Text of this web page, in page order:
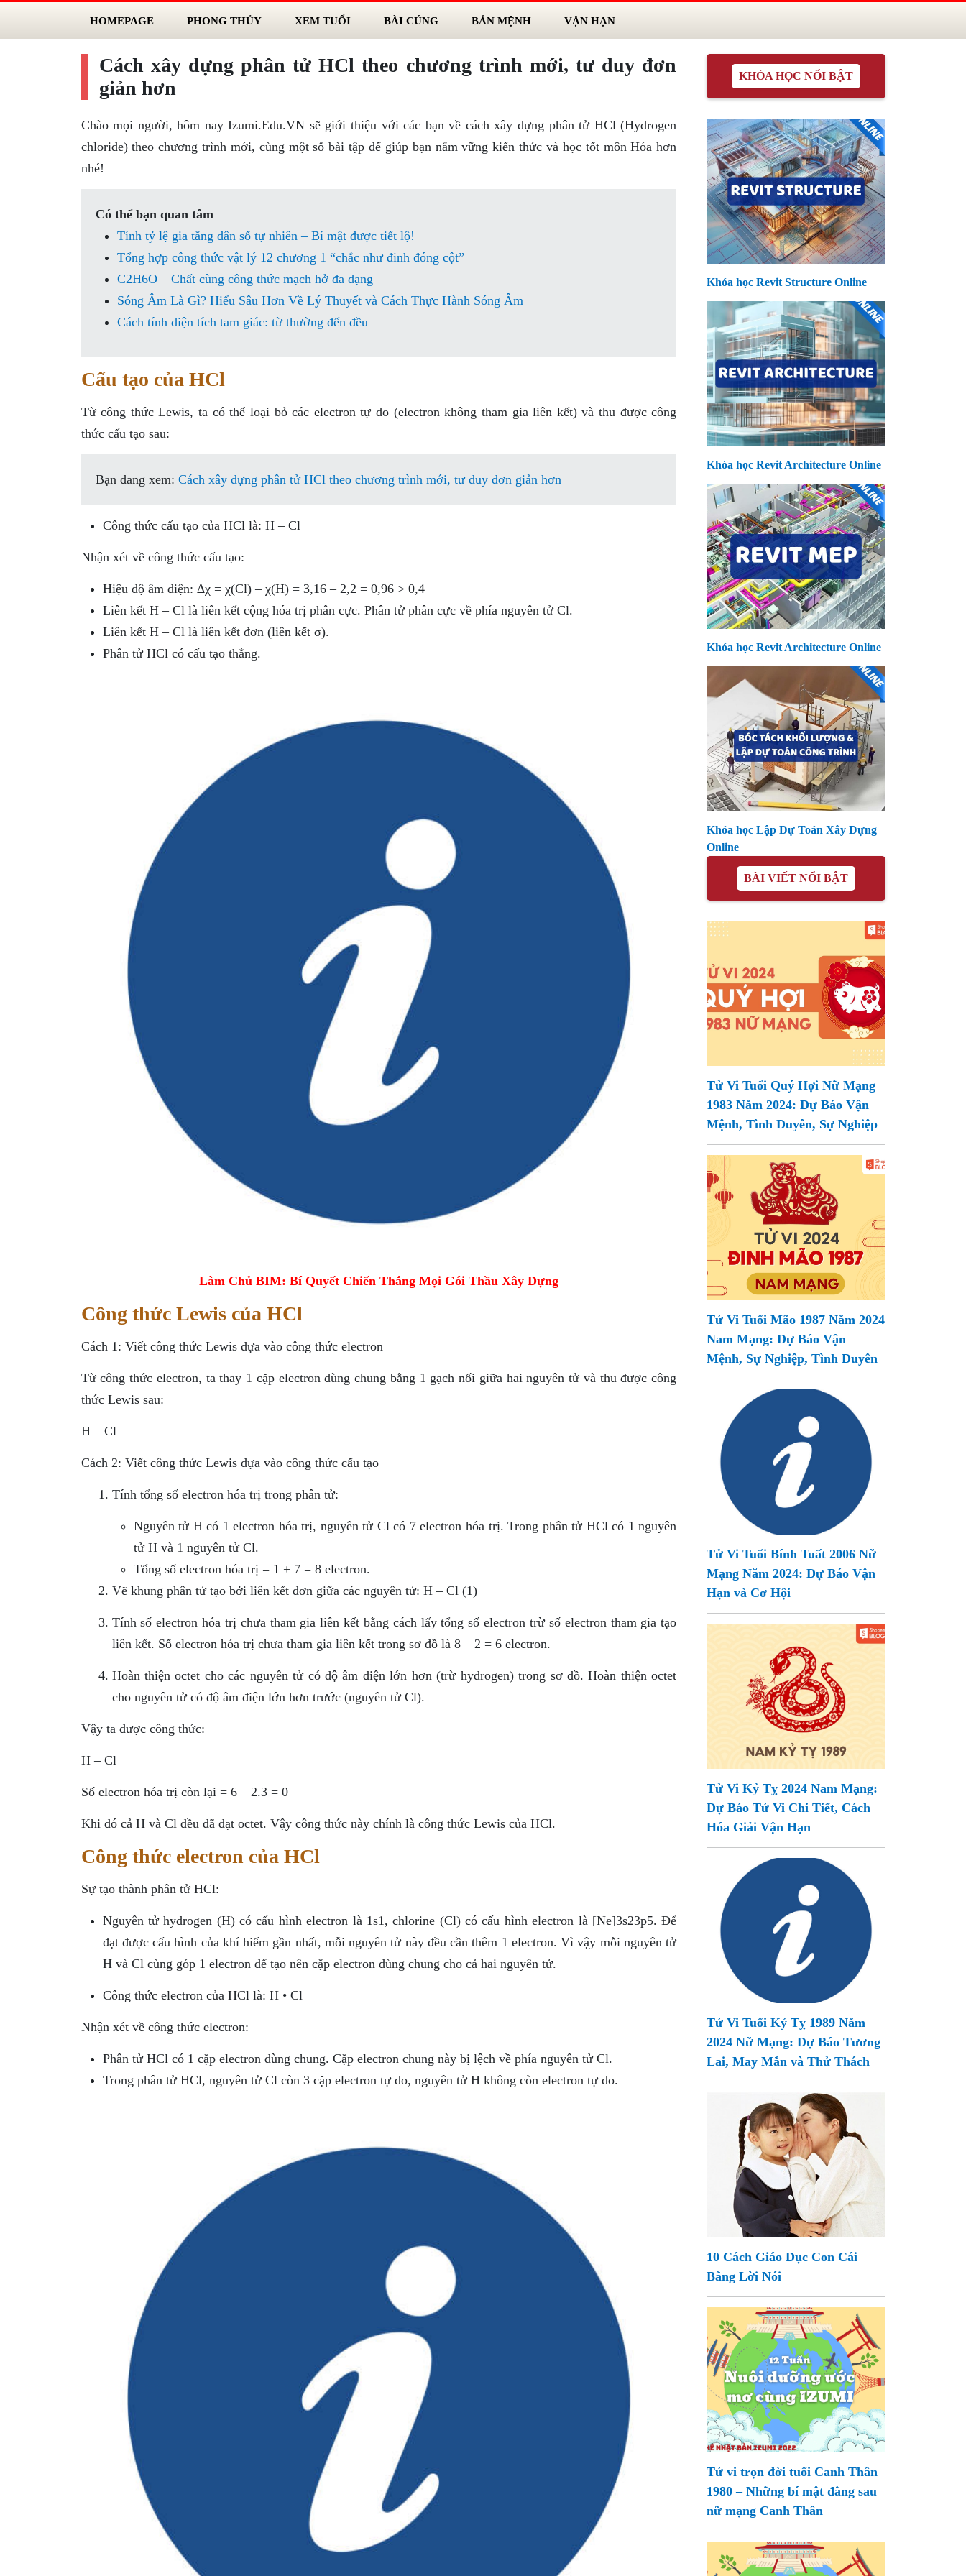
HOMEPAGE PHONG THỦY XEM TUỔI BÀI CÚNG BẢN MỆNH VẬN HẠN
Cách xây dựng phân tử HCl theo chương trình mới, tư duy đơn
giản hơn
Chào mọi người, hôm nay Izumi.Edu.VN sẽ giới thiệu với các bạn về cách xây dựng phân tử HCl (Hydrogen
chloride) theo chương trình mới, cùng một số bài tập để giúp bạn nắm vững kiến thức và học tốt môn Hóa hơn
nhé!
Có thể bạn quan tâm
Tính tỷ lệ gia tăng dân số tự nhiên – Bí mật được tiết lộ!
Tổng hợp công thức vật lý 12 chương 1 “chắc như đinh đóng cột”
C2H6O – Chất cùng công thức mạch hở đa dạng
Sóng Âm Là Gì? Hiểu Sâu Hơn Về Lý Thuyết và Cách Thực Hành Sóng Âm
Cách tính diện tích tam giác: từ thường đến đều
Cấu tạo của HCl
Từ công thức Lewis, ta có thể loại bỏ các electron tự do (electron không tham gia liên kết) và thu được công
thức cấu tạo sau:
Bạn đang xem: Cách xây dựng phân tử HCl theo chương trình mới, tư duy đơn giản hơn
Công thức cấu tạo của HCl là: H – Cl
Nhận xét về công thức cấu tạo:
Hiệu độ âm điện: ∆χ = χ(Cl) – χ(H) = 3,16 – 2,2 = 0,96 > 0,4
Liên kết H – Cl là liên kết cộng hóa trị phân cực. Phân tử phân cực về phía nguyên tử Cl.
Liên kết H – Cl là liên kết đơn (liên kết σ).
Phân tử HCl có cấu tạo thẳng.
Làm Chủ BIM: Bí Quyết Chiến Thắng Mọi Gói Thầu Xây Dựng
Công thức Lewis của HCl
Cách 1: Viết công thức Lewis dựa vào công thức electron
Từ công thức electron, ta thay 1 cặp electron dùng chung bằng 1 gạch nối giữa hai nguyên tử và thu được công
thức Lewis sau:
H – Cl
Cách 2: Viết công thức Lewis dựa vào công thức cấu tạo
Tính tổng số electron hóa trị trong phân tử:
Nguyên tử H có 1 electron hóa trị, nguyên tử Cl có 7 electron hóa trị. Trong phân tử HCl có 1 nguyên
tử H và 1 nguyên tử Cl.
Tổng số electron hóa trị = 1 + 7 = 8 electron.
Vẽ khung phân tử tạo bởi liên kết đơn giữa các nguyên tử: H – Cl (1)
Tính số electron hóa trị chưa tham gia liên kết bằng cách lấy tổng số electron trừ số electron tham gia tạo
liên kết. Số electron hóa trị chưa tham gia liên kết trong sơ đồ là 8 – 2 = 6 electron.
Hoàn thiện octet cho các nguyên tử có độ âm điện lớn hơn (trừ hydrogen) trong sơ đồ. Hoàn thiện octet
cho nguyên tử có độ âm điện lớn hơn trước (nguyên tử Cl).
Vậy ta được công thức:
H – Cl
Số electron hóa trị còn lại = 6 – 2.3 = 0
Khi đó cả H và Cl đều đã đạt octet. Vậy công thức này chính là công thức Lewis của HCl.
Công thức electron của HCl
Sự tạo thành phân tử HCl:
Nguyên tử hydrogen (H) có cấu hình electron là 1s1, chlorine (Cl) có cấu hình electron là [Ne]3s23p5. Để
đạt được cấu hình của khí hiếm gần nhất, mỗi nguyên tử này đều cần thêm 1 electron. Vì vậy mỗi nguyên tử
H và Cl cùng góp 1 electron để tạo nên cặp electron dùng chung cho cả hai nguyên tử.
Công thức electron của HCl là: H • Cl
Nhận xét về công thức electron:
Phân tử HCl có 1 cặp electron dùng chung. Cặp electron chung này bị lệch về phía nguyên tử Cl.
Trong phân tử HCl, nguyên tử Cl còn 3 cặp electron tự do, nguyên tử H không còn electron tự do.
KHÓA HỌC NỔI BẬT
Khóa học Revit Structure Online
Khóa học Revit Architecture Online
Khóa học Revit Architecture Online
Khóa học Lập Dự Toán Xây Dựng
Online
BÀI VIẾT NỔI BẬT
Tử Vi Tuổi Quý Hợi Nữ Mạng
1983 Năm 2024: Dự Báo Vận
Mệnh, Tình Duyên, Sự Nghiệp
Tử Vi Tuổi Mão 1987 Năm 2024
Nam Mạng: Dự Báo Vận
Mệnh, Sự Nghiệp, Tình Duyên
Tử Vi Tuổi Bính Tuất 2006 Nữ
Mạng Năm 2024: Dự Báo Vận
Hạn và Cơ Hội
Tử Vi Kỷ Tỵ 2024 Nam Mạng:
Dự Báo Tử Vi Chi Tiết, Cách
Hóa Giải Vận Hạn
Tử Vi Tuổi Kỷ Tỵ 1989 Năm
2024 Nữ Mạng: Dự Báo Tương
Lai, May Mắn và Thử Thách
10 Cách Giáo Dục Con Cái
Bằng Lời Nói
Tử vi trọn đời tuổi Canh Thân
1980 – Những bí mật đằng sau
nữ mạng Canh Thân